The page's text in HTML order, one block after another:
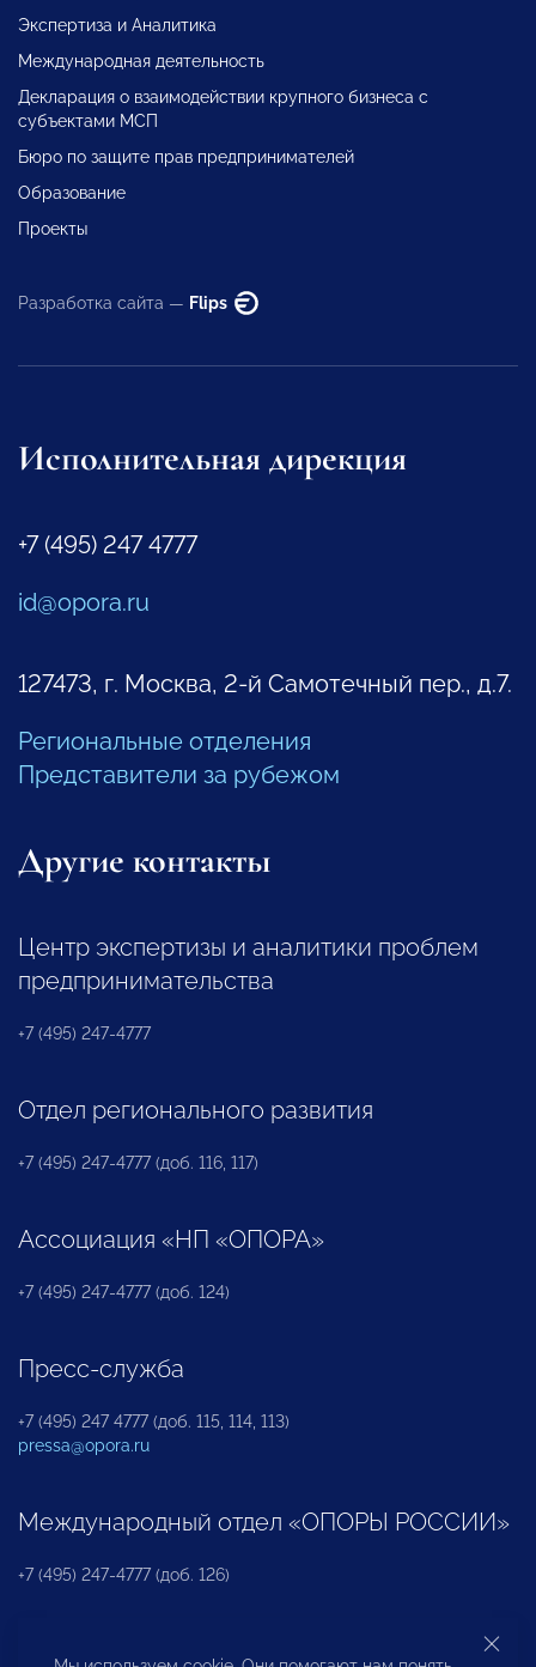
Экспертиза и Аналитика
Международная деятельность
Декларация о взаимодействии крупного бизнеса с
субъектами МСП
Бюро по защите прав предпринимателей
Образование
Проекты
Разработка сайта — Flips
Исполнительная дирекция
+7 (495) 247 4777
id@opora.ru
127473, г. Москва, 2-й Самотечный пер., д.7.
Региональные отделения
Представители за рубежом
Другие контакты
Центр экспертизы и аналитики проблем
предпринимательства
+7 (495) 247-4777
Отдел регионального развития
+7 (495) 247-4777 (доб. 116, 117)
Ассоциация «НП «ОПОРА»
+7 (495) 247-4777 (доб. 124)
Пресс-служба
+7 (495) 247 4777 (доб. 115, 114, 113)
pressa@opora.ru
Международный отдел «ОПОРЫ РОССИИ»
+7 (495) 247-4777 (доб. 126)
Бюро по защите прав предпринимателей и